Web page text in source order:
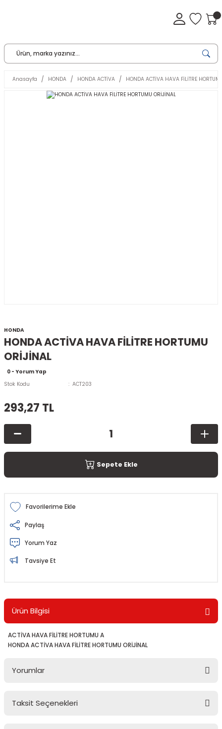
Anasayfa HONDA HONDA ACTİVA HONDA ACTİVA HAVA FİLİTRE
HONDA
HONDA ACTİVA HAVA FİLİTRE HORTUMU
ORİJİNAL
0 - Yorum Yap
Stok Kodu
ACT203
293,27 TL
Sepete Ekle
Paylaş
Yorum Yaz
Tavsiye Et
Ürün Bilgisi
ACTİVA HAVA FİLİTRE HORTUMU A
HONDA ACTİVA HAVA FİLİTRE HORTUMU ORİJİNAL
Yorumlar
Taksit Seçenekleri